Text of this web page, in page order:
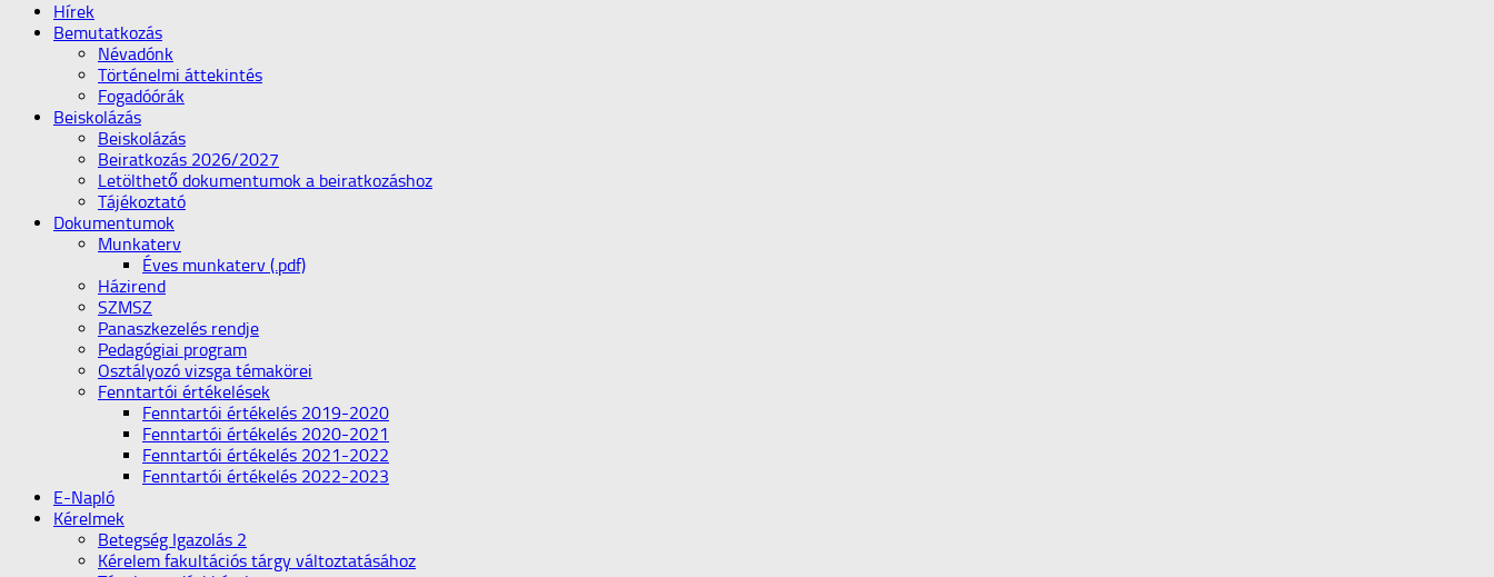
Hírek
Bemutatkozás
Névadónk
Történelmi áttekintés
Fogadóórák
Beiskolázás
Beiskolázás
Beiratkozás 2026/2027
Letölthető dokumentumok a beiratkozáshoz
Tájékoztató
Dokumentumok
Munkaterv
Éves munkaterv (.pdf)
Házirend
SZMSZ
Panaszkezelés rendje
Pedagógiai program
Osztályozó vizsga témakörei
Fenntartói értékelések
Fenntartói értékelés 2019-2020
Fenntartói értékelés 2020-2021
Fenntartói értékelés 2021-2022
Fenntartói értékelés 2022-2023
E-Napló
Kérelmek
Betegség Igazolás 2
Kérelem fakultációs tárgy változtatásához